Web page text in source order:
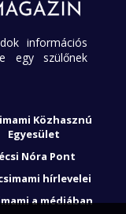
információs
egy szülőnek
Közhasznú
Egyesület
Nóra Pont
hírlevelei
a médiában